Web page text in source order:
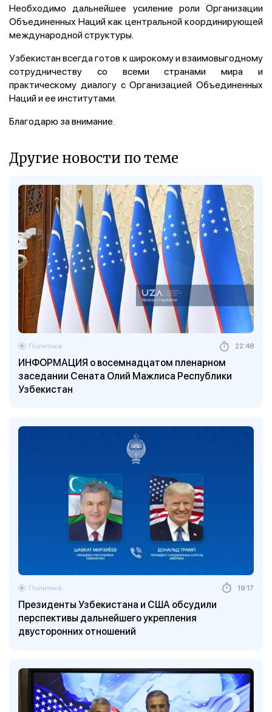
Необходимо дальнейшее усиление роли Организации
Объединенных Наций как центральной координирующей
международной структуры.
Узбекистан всегда готов к широкому и взаимовыгодному
сотрудничеству со всеми странами мира и
практическому диалогу с Организацией Объединенных
Наций и ее институтами.
Благодарю за внимание.
Другие новости по теме
ИНФОРМАЦИЯ о восемнадцатом пленарном
заседании Сената Олий Мажлиса Республики
Узбекистан
Политика 22:48
Президенты Узбекистана и США обсудили
перспективы дальнейшего укрепления
двусторонних отношений
Политика 19:17